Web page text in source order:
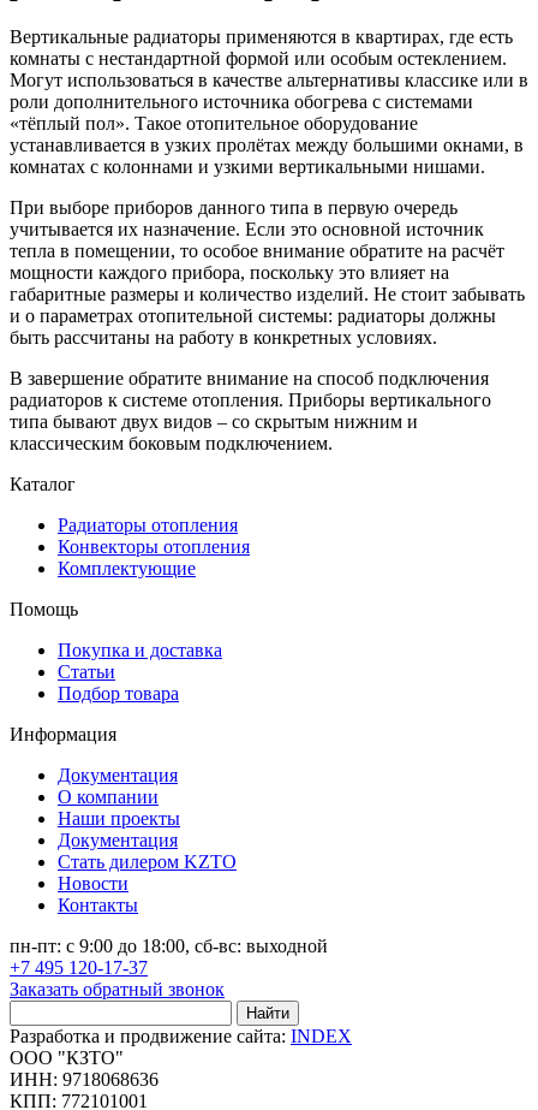
Вертикальные радиаторы применяются в квартирах, где есть
комнаты с нестандартной формой или особым остеклением.
Могут использоваться в качестве альтернативы классике или в
роли дополнительного источника обогрева с системами
«тёплый пол». Такое отопительное оборудование
устанавливается в узких пролётах между большими окнами, в
комнатах с колоннами и узкими вертикальными нишами.
При выборе приборов данного типа в первую очередь
учитывается их назначение. Если это основной источник
тепла в помещении, то особое внимание обратите на расчёт
мощности каждого прибора, поскольку это влияет на
габаритные размеры и количество изделий. Не стоит забывать
и о параметрах отопительной системы: радиаторы должны
быть рассчитаны на работу в конкретных условиях.
В завершение обратите внимание на способ подключения
радиаторов к системе отопления. Приборы вертикального
типа бывают двух видов – со скрытым нижним и
классическим боковым подключением.
Каталог
Радиаторы отопления
Конвекторы отопления
Комплектующие
Помощь
Покупка и доставка
Статьи
Подбор товара
Информация
Документация
О компании
Наши проекты
Документация
Стать дилером KZTO
Новости
Контакты
пн-пт: с 9:00 до 18:00, сб-вс: выходной
+7 495 120-17-37
Заказать обратный звонок
Найти
Разработка и продвижение сайта: INDEX
ООО "КЗТО"
ИНН: 9718068636
КПП: 772101001